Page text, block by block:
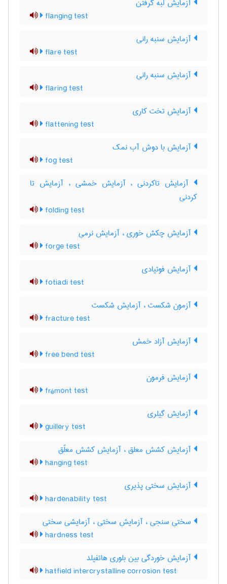
آزمایش لبه گرفتن
flanging test
آزمایش سنبه رانی
flare test
آزمایش سنبه رانی
flaring test
آزمایش تخت کاری
flattening test
آزمایش با دوش آب نمک
fog test
آزمایش تاکردنی ، آزمایش خمشی ، آزمایش تا
کردنی
folding test
آزمایش چکش خوری ، آزمایش نرمی
forge test
آزمایش فوتیادی
fotiadi test
آزمون شکست ، آزمایش شکست
fracture test
آزمایش آزاد خمش
free bend test
آزمایش فرمون
frémont test
آزمایش گیلری
guillery test
آزمایش کشش معلق ، آزمایش کشش معلّق
hanging test
آزمایش سختی پذیری
hardenability test
سختی سنجی ، آزمایش سختی ، آزمایشی سختی
hardness test
آزمایش خوردگی بین بلوری هاتفیلد
hatfield intercrystalline corrosion test